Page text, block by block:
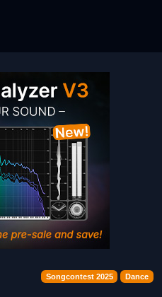
Songcontest 2025 Dance